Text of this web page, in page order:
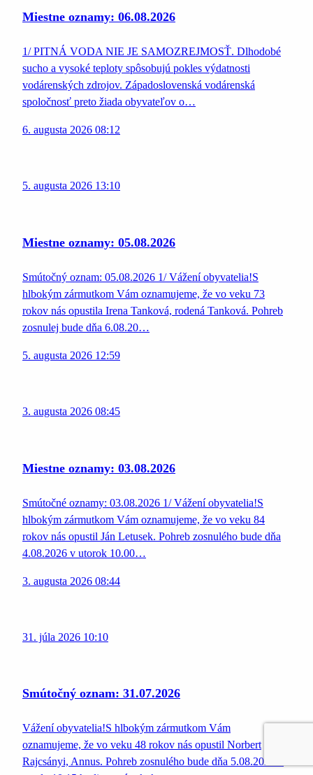
Miestne oznamy: 06.08.2026
1/ PITNÁ VODA NIE JE SAMOZREJMOSŤ. Dlhodobé
sucho a vysoké teploty spôsobujú pokles výdatnosti
vodárenských zdrojov. Západoslovenská vodárenská
spoločnosť preto žiada obyvateľov o…
6. augusta 2026 08:12
5. augusta 2026 13:10
Miestne oznamy: 05.08.2026
Smútočný oznam: 05.08.2026 1/ Vážení obyvatelia!S
hlbokým zármutkom Vám oznamujeme, že vo veku 73
rokov nás opustila Irena Tanková, rodená Tanková. Pohreb
zosnulej bude dňa 6.08.20…
5. augusta 2026 12:59
3. augusta 2026 08:45
Miestne oznamy: 03.08.2026
Smútočné oznamy: 03.08.2026 1/ Vážení obyvatelia!S
hlbokým zármutkom Vám oznamujeme, že vo veku 84
rokov nás opustil Ján Letusek. Pohreb zosnulého bude dňa
4.08.2026 v utorok 10.00…
3. augusta 2026 08:44
31. júla 2026 10:10
Smútočný oznam: 31.07.2026
Vážení obyvatelia!S hlbokým zármutkom Vám
oznamujeme, že vo veku 48 rokov nás opustil Norbert
Rajcsányi, Annus. Pohreb zosnulého bude dňa 5.08.2026 v